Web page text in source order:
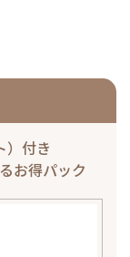
）付き
お得パック